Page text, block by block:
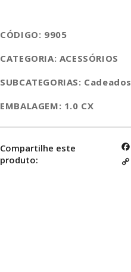
CÓDIGO: 9905
CATEGORIA: ACESSÓRIOS
SUBCATEGORIAS: Cadeados
EMBALAGEM: 1.0 CX
Compartilhe este
produto: